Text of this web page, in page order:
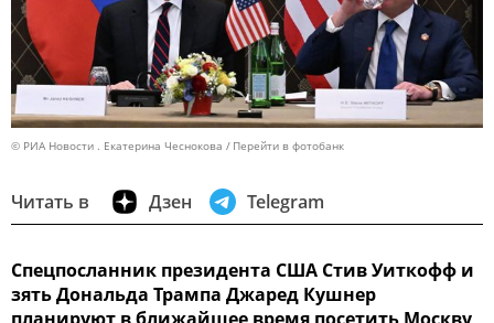
© РИА Новости . Екатерина Чеснокова Перейти в фотобанк
Читать в Дзен Telegram
Спецпосланник президента США Стив Уиткофф и
зять Дональда Трампа Джаред Кушнер
планируют в ближайшее время посетить Москву